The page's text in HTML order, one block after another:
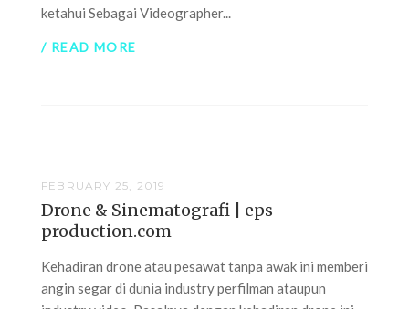
ketahui Sebagai Videographer...
/ READ MORE
FEBRUARY 25, 2019
Drone & Sinematografi | eps-
production.com
Kehadiran drone atau pesawat tanpa awak ini memberi
angin segar di dunia industry perfilman ataupun